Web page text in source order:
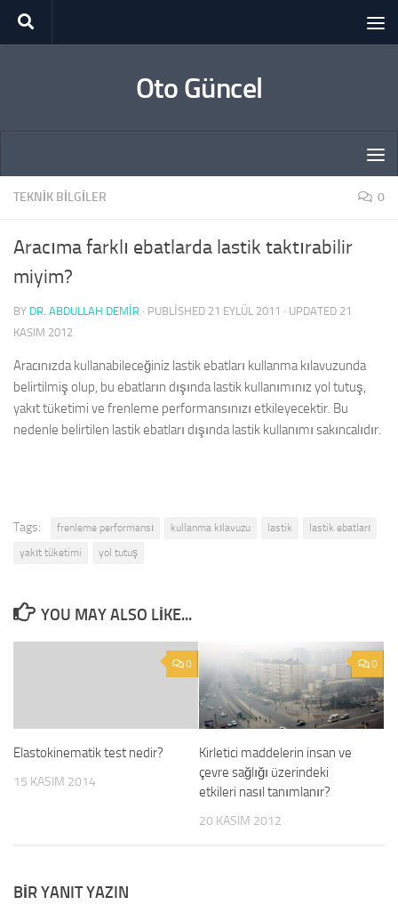
Skip to content
Oto Güncel
TEKNIK BILGILER 0
Aracıma farklı ebatlarda lastik taktırabilir
miyim?
BY DR. ABDULLAH DEMİR · PUBLISHED 21 EYLÜL 2011 · UPDATED 21
KASIM 2012
Aracınızda kullanabileceğiniz lastik ebatları kullanma kılavuzunda
belirtilmiş olup, bu ebatların dışında lastik kullanımınız yol tutuş,
yakıt tüketimi ve frenleme performansınızı etkileyecektir. Bu
nedenle belirtilen lastik ebatları dışında lastik kullanımı sakıncalıdır.
Tags: frenleme performansı kullanma kılavuzu lastik
lastik ebatları
yakıt tüketimi
yol tutuş
YOU MAY ALSO LIKE...
0
Elastokinematik test nedir?
15 KASIM 2014
0
Kirletici maddelerin insan ve
çevre sağlığı üzerindeki
etkileri nasıl tanımlanır?
20 KASIM 2012
BIR YANIT YAZIN